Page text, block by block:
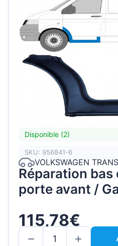
Disponible (2)
SKU: 956841-6
VOLKSWAGEN
Réparation bas
porte avant /
115,78€